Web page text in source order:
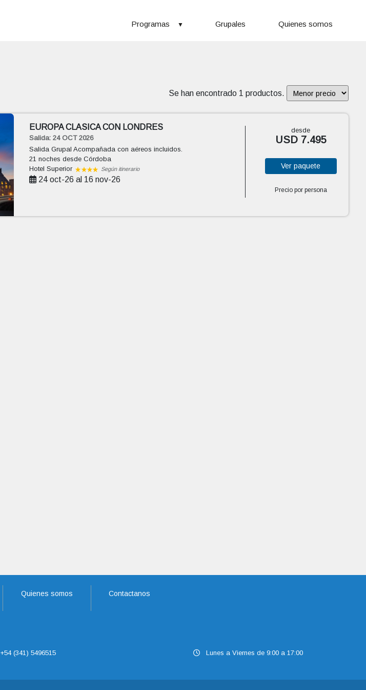
Programas Grupales Quienes somos
Se han encontrado 1 productos.
EUROPA CLASICA CON LONDRES
Salida: 24 OCT 2026
Salida Grupal Acompañada con aéreos incluidos.
21 noches desde Córdoba
Hotel Superior
Según itinerario
24 oct-26 al 16 nov-26
desde
USD 7.495
Verpaquete
Precio por persona
Quienes somos Contactanos
+54 (341) 5496515 Lunes a Viernes de 9:00 a 17:00